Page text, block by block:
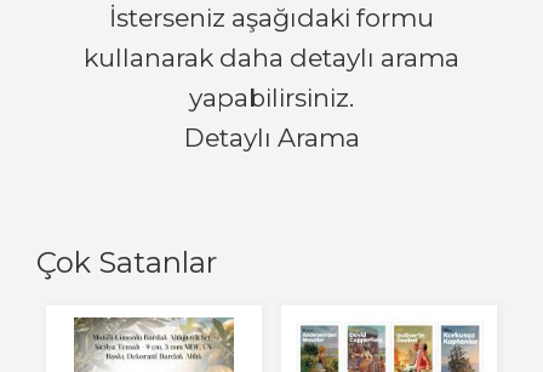
Çok Satanlar
İsterseniz aşağıdaki formu
kullanarak daha detaylı arama
yapabilirsiniz.
Detaylı Arama